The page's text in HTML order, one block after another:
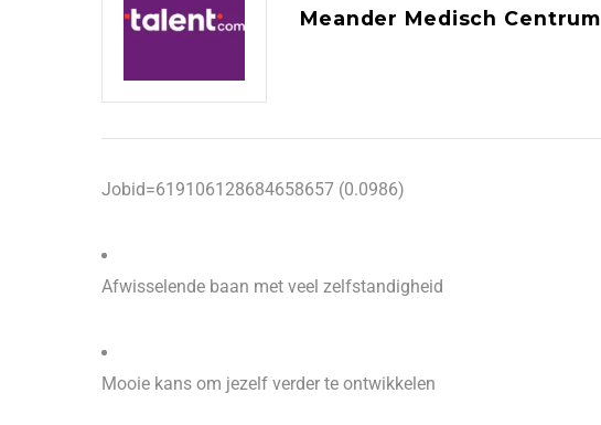
Meander Medisch Centrum
Jobid=619106128684658657 (0.0986)
Afwisselende baan met veel zelfstandigheid
Mooie kans om jezelf verder te ontwikkelen